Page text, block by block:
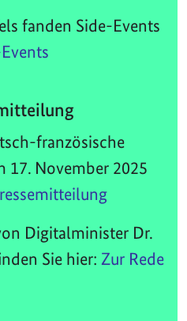
fanden Side-Events
französische
17. November 2025
Digitalminister Dr.
Sie hier: Zur Rede